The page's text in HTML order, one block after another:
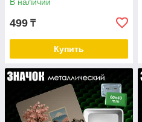
В наличии
499 ₸
Купить